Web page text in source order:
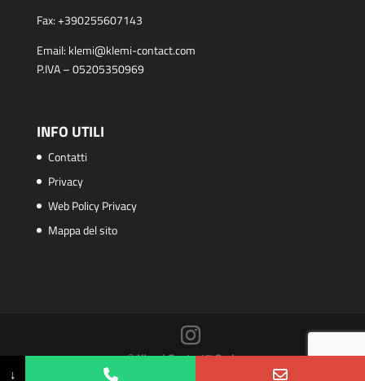
Fax:+390255607143
Email: klemi@klemi-contact.com
P.IVA – 05205350969
INFO UTILI
Contatti
Privacy
Web Policy Privacy
Mappa del sito
© Klemi Contact™ S.r.l.
↓